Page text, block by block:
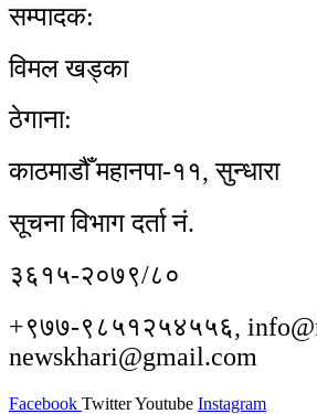
सम्पादक:
विमल खड्का
ठेगाना:
काठमाडौँ महानपा-११, सुन्धारा
सूचना विभाग दर्ता नं.
३६१५-२०७९/८०
+९७७-९८५१२५४५५६,
newskhari@gmail.com
Facebook TwitterYoutube Instagram